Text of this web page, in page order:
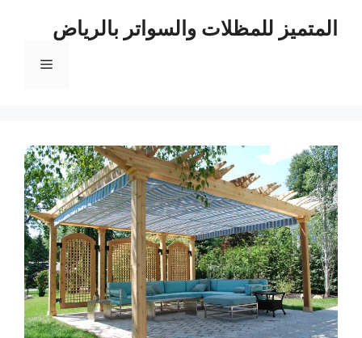
المتميز للمظلات والسواتر بالرياض
القائمة